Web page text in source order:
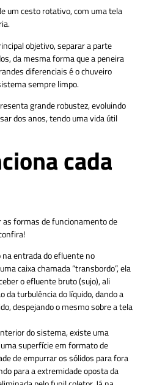
um cesto rotativo, com uma tela
objetivo, separar a parte
da mesma forma que a peneira
diferenciais é o chuveiro
sempre limpo.
grande robustez, evoluindo
dos anos, tendo uma vida útil
cada
formas de funcionamento de
entrada do efluente no
caixa chamada “transbordo”, ela
o efluente bruto (sujo), ali
da turbulência do líquido, dando a
despejando o mesmo sobre a tela
do sistema, existe uma
superfície em formato de
de empurrar os sólidos para fora
para a extremidade oposta da